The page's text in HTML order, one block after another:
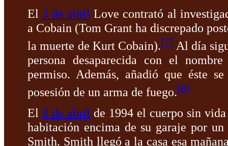
El 3 de abril Love contrató al
a Cobain (Tom Grant ha discrepado
la muerte de Kurt Cobain).[7]Al día
persona desaparecida con el
permiso. Además, añadió que éste
posesión de un arma de fuego.[8]
El 8 de abril de 1994 el cuerpo sin
habitación encima de su garaje por
Smith. Smith llegó a la casa esa